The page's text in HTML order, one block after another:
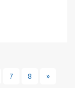
7 8
»